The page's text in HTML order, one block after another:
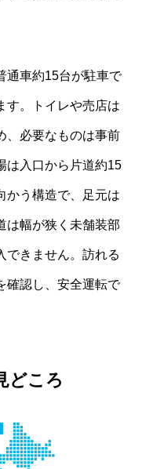
通車約15台が駐車で
す。トイレや売店は
、必要なものは事前
は入口から片道約15
かう構造で、足元は
は幅が狭く未舗装部
できません。訪れる
確認し、安全運転で
どころ